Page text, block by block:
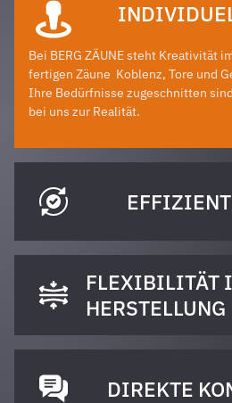
Bei BERG ZÄUNE steht Kreativität
fertigen Zäune Koblenz, Tore und
Ihre Bedürfnisse zugeschnitten
bei uns zur Realität.
FLEXIBILITÄT
HERSTELLUNG
DIREKTE